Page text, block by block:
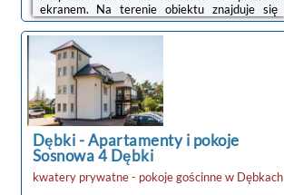
ekranem. Na terenie obiektu znajduje się
prywatny parking.Wyposażenie obejmuje
również lodówkę, ekspres do kawy i
czajnik.Obiekt dysponuje sprzętem do
grillowania.Na miejscu znajduje się plac
zabaw oraz klub dla dzieci, w którym na
najmłodszych czekają różne gry i
zabawy.Odległość ważnych miejsc od
obiektu: Plaża w Dębkach – 1 km, Dworzec
kolejowy – 50 km. Lotnisko Lotnisko ...
Dębki-Apartamenty i pokoje
Sosnowa 4 Dębki
kwatery prywatne - pokoje gościnnew Dębkach